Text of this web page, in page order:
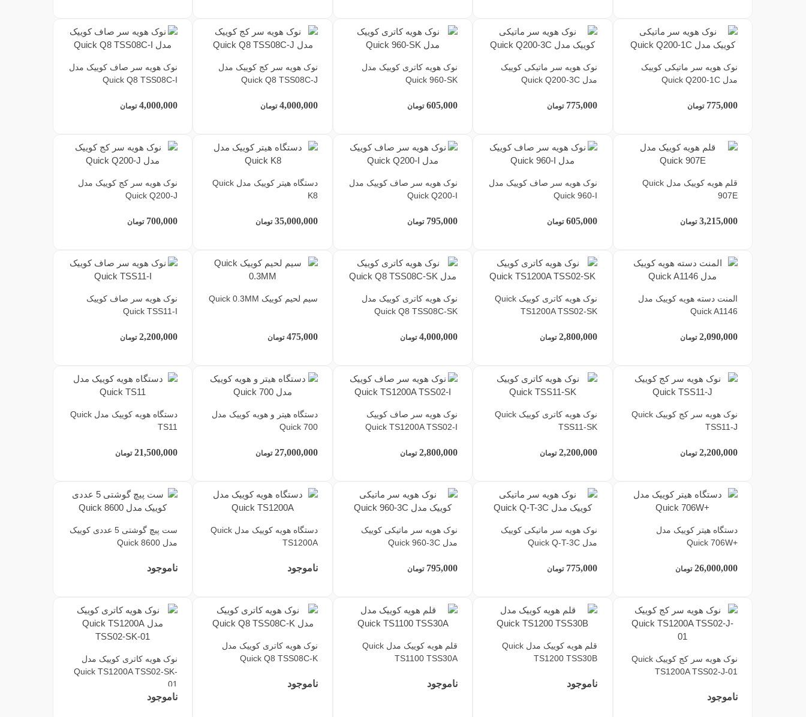
نوک هویه سر ماتیکی کوییک
مدل Quick Q200-1C
775,000 تومان
نوک هویه سر ماتیکی کوییک
مدل Quick Q200-3C
775,000 تومان
نوک هویه کاتری کوییک مدل
Quick 960-SK
605,000 تومان
نوک هویه سر کج کوییک مدل
Quick Q8 TSS08C-J
4,000,000 تومان
نوک هویه سر صاف کوییک مدل
Quick Q8 TSS08C-I
4,000,000 تومان
قلم هویه کوییک مدل Quick
907E
3,215,000 تومان
نوک هویه سر صاف کوییک مدل
Quick 960-I
605,000 تومان
نوک هویه سر صاف کوییک مدل
Quick Q200-I
795,000 تومان
دستگاه هیتر کوییک مدل Quick
K8
35,000,000 تومان
نوک هویه سر کج کوییک مدل
Quick Q200-J
700,000 تومان
المنت دسته هویه کوییک مدل
Quick A1146
2,090,000 تومان
نوک هویه کاتری کوییک Quick
TS1200A TSS02-SK
2,800,000 تومان
نوک هویه کاتری کوییک مدل
Quick Q8 TSS08C-SK
4,000,000 تومان
سیم لحیم کوییک Quick 0.3MM
475,000 تومان
نوک هویه سر صاف کوییک
Quick TSS11-I
2,200,000 تومان
نوک هویه سر کج کوییک Quick
TSS11-J
2,200,000 تومان
نوک هویه کاتری کوییک Quick
TSS11-SK
2,200,000 تومان
نوک هویه سر صاف کوییک
Quick TS1200A TSS02-I
2,800,000 تومان
دستگاه هیتر و هویه کوییک مدل
Quick 700
27,000,000 تومان
دستگاه هویه کوییک مدل Quick
TS11
21,500,000 تومان
دستگاه هیتر کوییک مدل
+Quick 706W
26,000,000 تومان
نوک هویه سر ماتیکی کوییک
مدل Quick Q-T-3C
775,000 تومان
نوک هویه سر ماتیکی کوییک
مدل Quick 960-3C
795,000 تومان
دستگاه هویه کوییک مدل Quick
TS1200A
ناموجود
ست پیچ گوشتی 5 عددی کوییک
مدل Quick 8600
ناموجود
نوک هویه سر کج کوییک Quick
TS1200A TSS02-J-01
ناموجود
قلم هویه کوییک مدل Quick
TS1200 TSS30B
ناموجود
قلم هویه کوییک مدل Quick
TS1100 TSS30A
ناموجود
نوک هویه کاتری کوییک مدل
Quick Q8 TSS08C-K
ناموجود
نوک هویه کاتری کوییک مدل
Quick TS1200A TSS02-SK-
01
ناموجود